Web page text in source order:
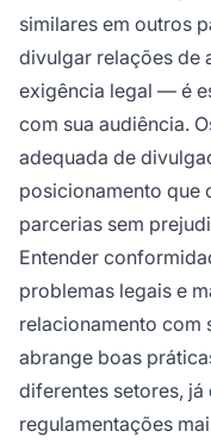
similares em outros
divulgar relações de
exigência legal — é
com sua audiência.
adequada de
posicionamento que
parcerias sem
Entender
problemas legais e
relacionamento com
abrange boas
diferentes setores, já
regulamentações